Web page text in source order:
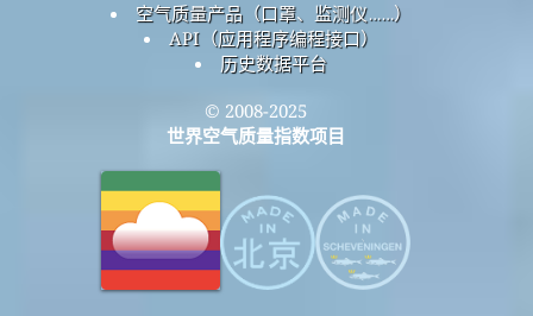
空气质量产品（口罩、监测仪……）
API（应用程序编程接口）
历史数据平台
© 2008-2025
世界空气质量指数项目